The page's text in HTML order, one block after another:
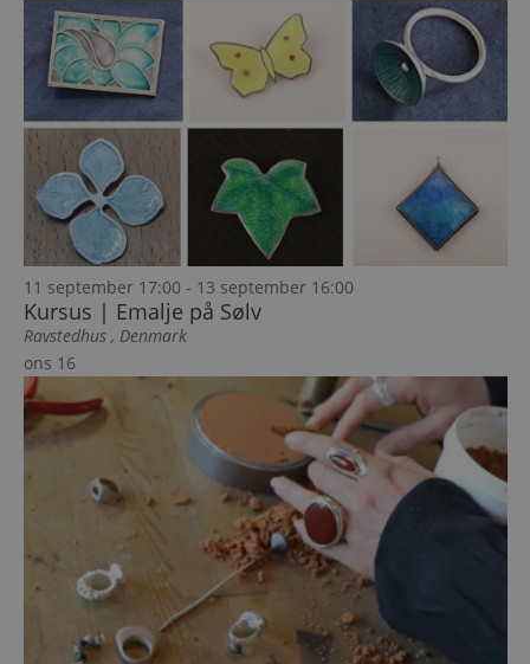
11 september 17:00 - 13 september 16:00
Kursus | Emalje på Sølv
Ravstedhus , Denmark
ons 16